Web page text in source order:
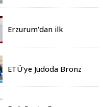
Erzurum'dan ilk
ETÜ’ye Judoda Bronz